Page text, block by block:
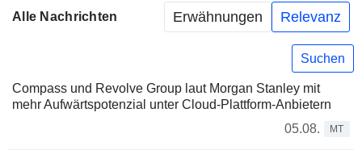
Alle Nachrichten Erwähnungen Relevanz
Suchen
Compass und Revolve Group laut Morgan Stanley mit
mehr Aufwärtspotenzial unter Cloud-Plattform-Anbietern
05.08.
MT